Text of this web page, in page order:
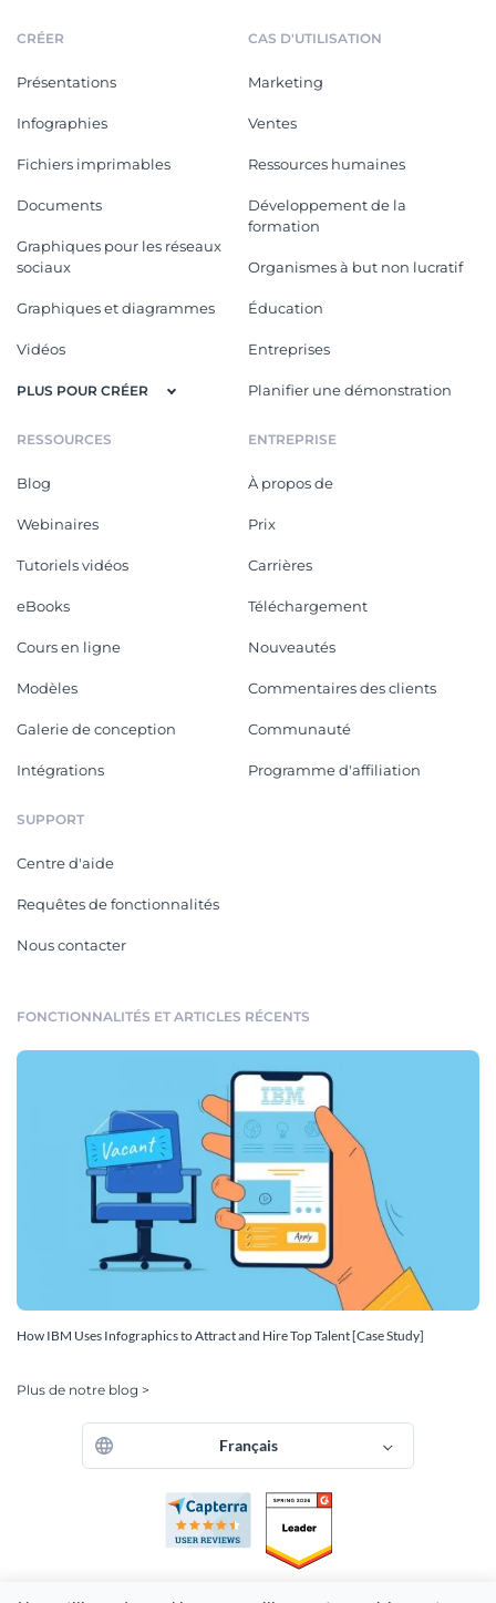
CRÉER
Présentations
Infographies
Fichiers imprimables
Documents
Graphiques pour les réseaux
sociaux
Graphiques et diagrammes
Vidéos
PLUS POUR CRÉER
CAS D'UTILISATION
Marketing
Ventes
Ressources humaines
Développement de la
formation
Organismes à but non lucratif
Éducation
Entreprises
Planifier une démonstration
RESSOURCES
Blog
Webinaires
Tutoriels vidéos
eBooks
Cours en ligne
Modèles
Galerie de conception
Intégrations
ENTREPRISE
À propos de
Prix
Carrières
Téléchargement
Nouveautés
Commentaires des clients
Communauté
Programme d'affiliation
SUPPORT
Centre d'aide
Requêtes de fonctionnalités
Nous contacter
FONCTIONNALITÉS ET ARTICLES RÉCENTS
How IBM Uses Infographics to Attract and Hire Top Talent [Case Study]
Plus de notre blog >
Français